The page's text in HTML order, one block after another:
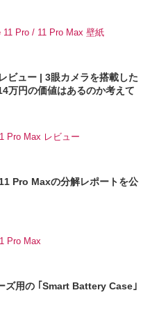
11 Pro / 11 Pro Max 壁紙
ビュー | 3眼カメラを搭載した
万円の価値はあるのか考えて
Pro Max レビュー
Pro Maxの分解レポートを公
Pro Max
ズ用の ｢Smart Battery Case｣